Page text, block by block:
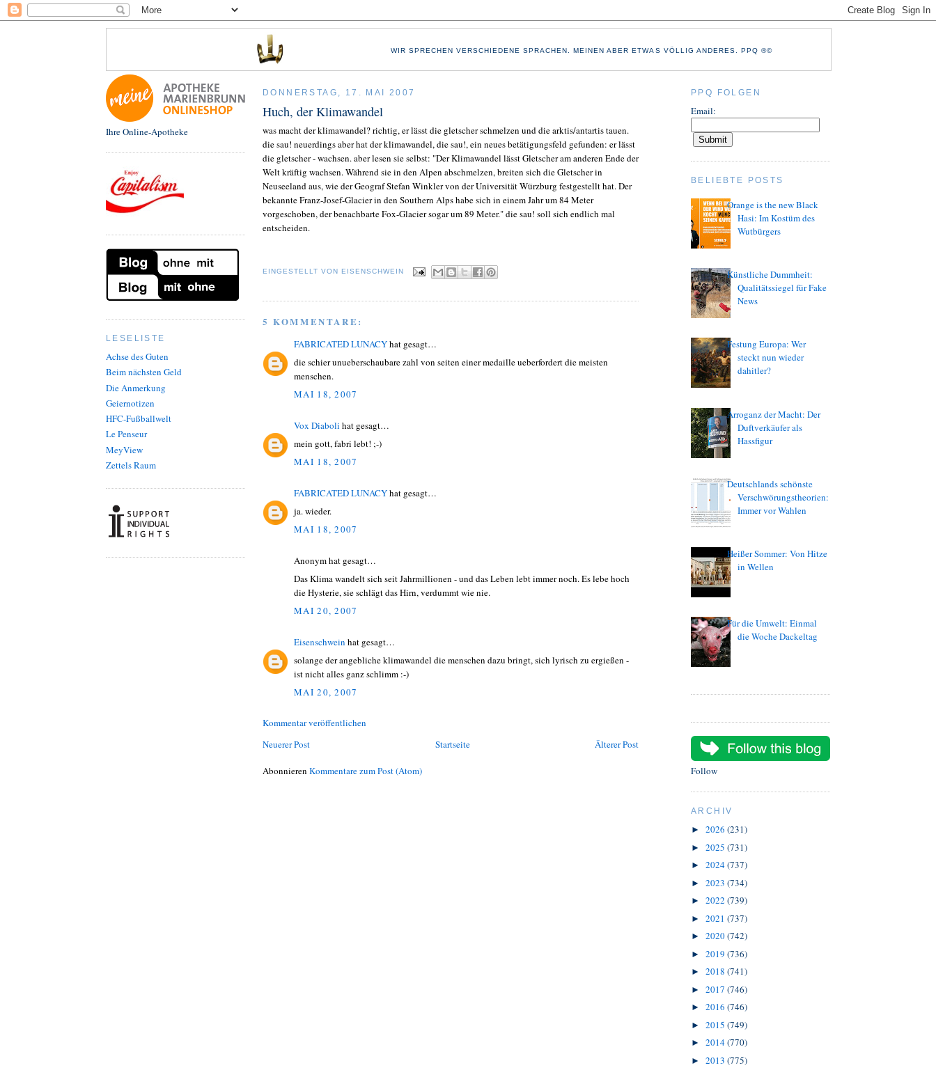
WIR SPRECHEN VERSCHIEDENE SPRACHEN. MEINEN ABER ETWAS VÖLLIG ANDERES. PPQ ®©
Ihre Online-Apotheke
LESELISTE
Achse des Guten
Beim nächsten Geld
Die Anmerkung
Geiernotizen
HFC-Fußballwelt
Le Penseur
MeyView
Zettels Raum
DONNERSTAG, 17. MAI 2007
Huch, der Klimawandel
was macht der klimawandel? richtig, er lässt die gletscher schmelzen und die arktis/antartis tauen.
die sau! neuerdings aber hat der klimawandel, die sau!, ein neues betätigungsfeld gefunden: er lässt
die gletscher - wachsen. aber lesen sie selbst: "Der Klimawandel lässt Gletscher am anderen Ende der
Welt kräftig wachsen. Während sie in den Alpen abschmelzen, breiten sich die Gletscher in
Neuseeland aus, wie der Geograf Stefan Winkler von der Universität Würzburg festgestellt hat. Der
bekannte Franz-Josef-Glacier in den Southern Alps habe sich in einem Jahr um 84 Meter
vorgeschoben, der benachbarte Fox-Glacier sogar um 89 Meter." die sau! soll sich endlich mal
entscheiden.
EINGESTELLT VON EISENSCHWEIN
5 KOMMENTARE:
FABRICATED LUNACYhat gesagt…
die schier unueberschaubare zahl von seiten einer medaille ueberfordert die meisten
menschen.
MAI 18, 2007
Vox Diaboli hat gesagt…
mein gott, fabri lebt! ;-)
MAI 18, 2007
FABRICATED LUNACYhat gesagt…
ja. wieder.
MAI 18, 2007
Anonym hat gesagt…
Das Klima wandelt sich seit Jahrmillionen - und das Leben lebt immer noch. Es lebe hoch
die Hysterie, sie schlägt das Hirn, verdummt wie nie.
MAI 20, 2007
Eisenschwein hat gesagt…
solange der angebliche klimawandel die menschen dazu bringt, sich lyrisch zu ergießen -
ist nicht alles ganz schlimm :-)
MAI 20, 2007
Kommentar veröffentlichen
Neuerer Post
Älterer Post
Startseite
Abonnieren Kommentare zum Post (Atom)
PPQ FOLGEN
Email:
BELIEBTE POSTS
Orange is the new Black
Hasi: Im Kostüm des
Wutbürgers
Künstliche Dummheit:
Qualitätssiegel für Fake
News
Festung Europa: Wer
steckt nun wieder
dahitler?
Arroganz der Macht: Der
Duftverkäufer als
Hassfigur
Deutschlands schönste
Verschwörungstheorien:
Immer vor Wahlen
Heißer Sommer: Von Hitze
in Wellen
Für die Umwelt: Einmal
die Woche Dackeltag
Follow
ARCHIV
► 2026 (231)
► 2025 (731)
► 2024(737)
► 2023 (734)
► 2022 (739)
► 2021 (737)
► 2020(742)
► 2019 (736)
► 2018 (741)
► 2017 (746)
► 2016 (746)
► 2015 (749)
► 2014(770)
► 2013 (775)